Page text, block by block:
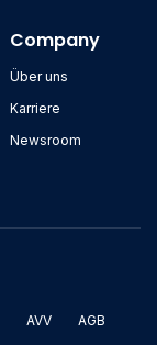
Company
Über uns
Karriere
Newsroom
AVV AGB